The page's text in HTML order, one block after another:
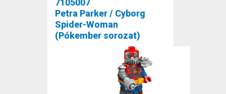
7105007
Petra Parker / Cyborg
Spider-Woman
(Pókember sorozat)